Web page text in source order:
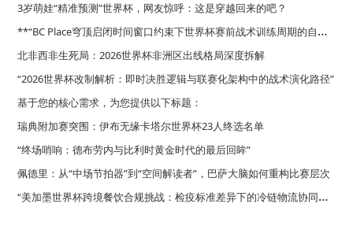
3岁萌娃“精准预测”世界杯，网友惊呼：这是穿越回来的吧？
*
*“BC Place穹顶启闭时间窗口约束下世界杯赛前战术训练周期的自适应优化调度策略”**
北非西非生死局：2026世界杯非洲区出线格局深度拆解
“2026世界杯改制解析：即时决胜逻辑与联赛化架构中的战术演化路径”
基于您的核心需求，为您提供以下标题：
**面向2026世界杯的复合功能集成型更衣室路径规划策略**
瑞典附加赛突围：伊布无缘卡塔尔世界杯23人终选名单
“终场哨响：德布劳内与比利时黄金时代的最后回眸”
佩德里：从“中场节拍器”到“空间解读者”，巴萨大脑如何重构比赛层次
“
美加墨世界杯跨境餐饮合规挑战：检疫标准差异下的冷链物流协同策略”